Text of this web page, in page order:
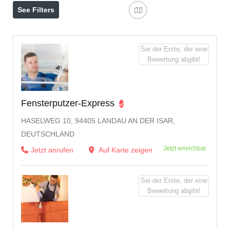
See Filters
Fensterputzer-Express
HASELWEG 10, 94405 LANDAU AN DER ISAR,
DEUTSCHLAND
Jetzt anrufen
Auf Karte zeigen Jetzt erreichbar
Sei der Erste, der eine
Bewertung abgibt!
Sei der Erste, der eine
Bewertung abgibt!